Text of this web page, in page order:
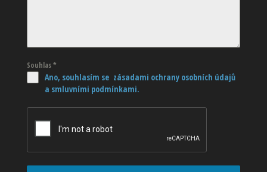
Souhlas*
Ano, souhlasím se zásadami ochrany osobních údajů
a smluvními podmínkami.